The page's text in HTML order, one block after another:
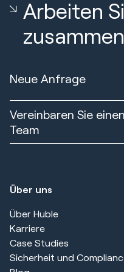
Arbeiten
zusammen
Neue Anfrage
Vereinbaren Sie
Team
Über uns
Über Huble
Karriere
Case Studies
Sicherheit und